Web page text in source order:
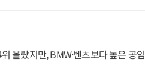
올랐지만, BMW·벤츠보다 높은 공임